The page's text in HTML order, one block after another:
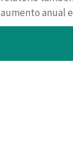
aumento anual
O WTTC